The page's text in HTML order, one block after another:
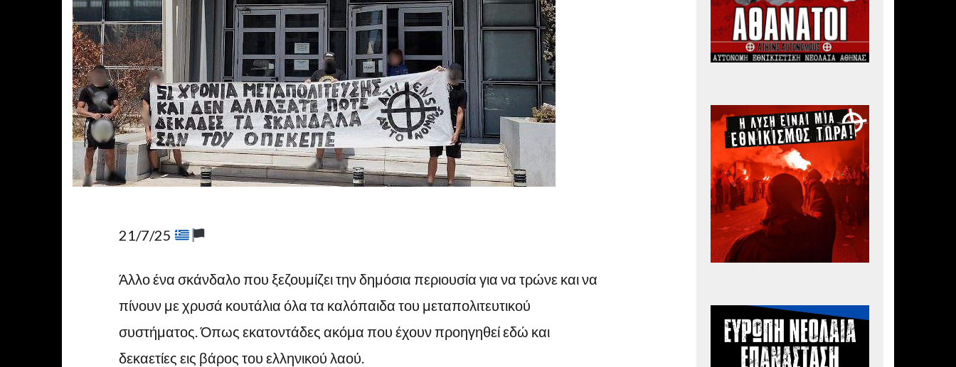
21/7/25
Άλλο ένα σκάνδαλο που ξεζουμίζει την δημόσια περιουσία για να τρώνε και να
πίνουν με χρυσά κουτάλια όλα τα καλόπαιδα του μεταπολιτευτικού
συστήματος. Όπως εκατοντάδες ακόμα που έχουν προηγηθεί εδώ και
δεκαετίες εις βάρος του ελληνικού λαού.